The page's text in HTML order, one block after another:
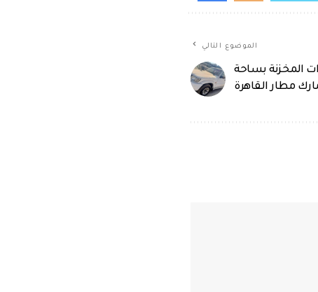
الموضوع التالي
المخزنة بساحة
مطار القاهرة